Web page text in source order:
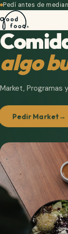
Pedí antes de
algo
Market, Programas
Pedir Market→